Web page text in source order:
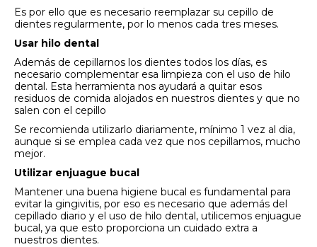
Es por ello que es necesario reemplazar su cepillo de
dientes regularmente, por lo menos cada tres meses.
Usar hilo dental
Además de cepillarnos los dientes todos los días, es
necesario complementar esa limpieza con el uso de hilo
dental. Esta herramienta nos ayudará a quitar esos
residuos de comida alojados en nuestros dientes y que no
salen con el cepillo
Se recomienda utilizarlo diariamente, mínimo 1 vez al dia,
aunque si se emplea cada vez que nos cepillamos, mucho
mejor.
Utilizar enjuague bucal
Mantener una buena higiene bucal es fundamental para
evitar la gingivitis, por eso es necesario que además del
cepillado diario y el uso de hilo dental, utilicemos enjuague
bucal, ya que esto proporciona un cuidado extra a
nuestros dientes.